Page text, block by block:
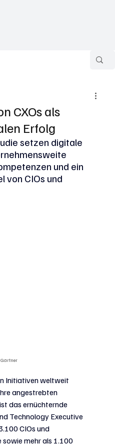
CXOs als
Erfolg
setzen digitale
und ein
von CIOs und
Gartner
Initiativen weltweit
angestrebten
das ernüchternde
Technology Executive
CIOs und
mehr als 1.100